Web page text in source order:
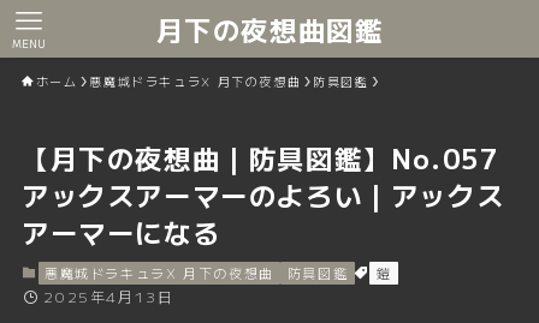
月下の夜想曲図鑑
MENU
ホーム 悪魔城ドラキュラX 月下の夜想曲 防具図鑑
【月下の夜想曲｜防具図鑑】No.057
アックスアーマーのよろい｜アックス
アーマーになる
悪魔城ドラキュラX 月下の夜想曲 防具図鑑 鎧
2025年4月13日